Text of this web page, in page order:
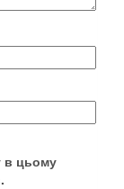
в цьому